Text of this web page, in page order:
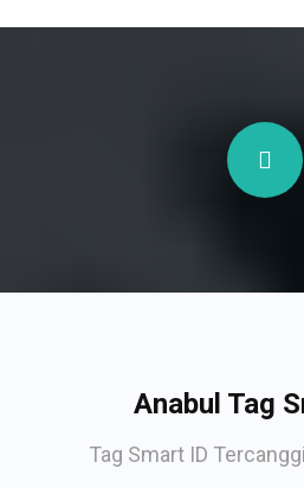
Anabul Tag
Tag Smart ID